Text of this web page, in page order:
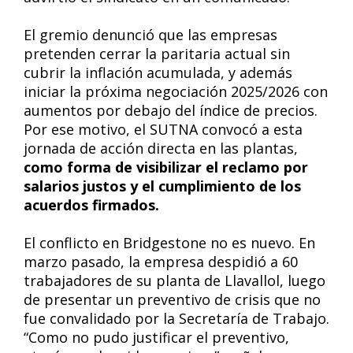
El gremio denunció que las empresas
pretenden cerrar la paritaria actual sin
cubrir la inflación acumulada, y además
iniciar la próxima negociación 2025/2026 con
aumentos por debajo del índice de precios.
Por ese motivo, el SUTNA convocó a esta
jornada de acción directa en las plantas,
como forma de visibilizar el reclamo por
salarios justos y el cumplimiento de los
acuerdos firmados.
El conflicto en Bridgestone no es nuevo. En
marzo pasado, la empresa despidió a 60
trabajadores de su planta de Llavallol, luego
de presentar un preventivo de crisis que no
fue convalidado por la Secretaría de Trabajo.
“Como no pudo justificar el preventivo,